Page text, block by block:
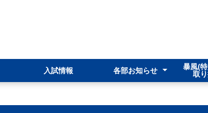
入試情報 各部お知らせ
暴風(
取